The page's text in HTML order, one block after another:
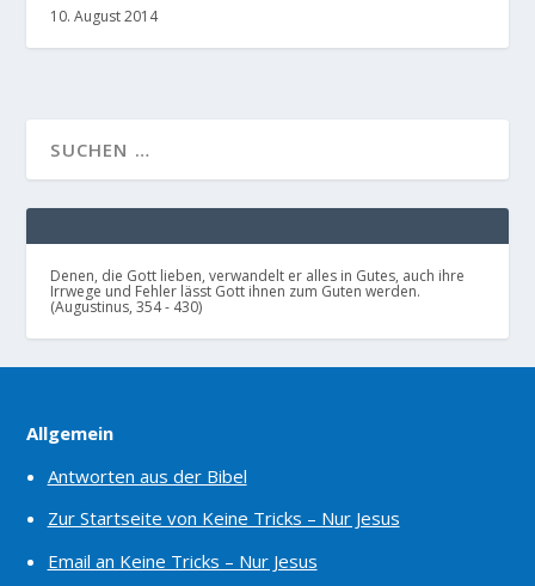
10. August 2014
Denen, die Gott lieben, verwandelt er alles in Gutes, auch ihre
Irrwege und Fehler lässt Gott ihnen zum Guten werden.
(Augustinus, 354 - 430)
Allgemein
Antworten aus der Bibel
Zur Startseite von Keine Tricks – Nur Jesus
Email an Keine Tricks – Nur Jesus